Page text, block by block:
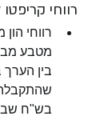
רווחי
רווחי
מטבע
בין
בש"ח